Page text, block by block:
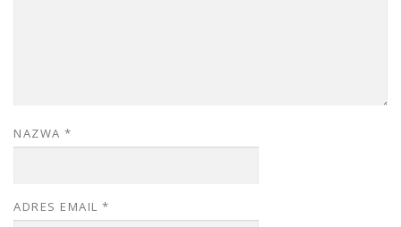
NAZWA *
ADRES EMAIL *